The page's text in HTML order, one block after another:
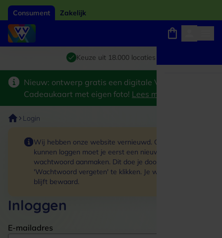
Consument Zakelijk
Giftcard van het jaar 2026
Keuze uit 18.000 locaties
Winkels, webshops en uitjes
Nieuw: ontwerp gratis een digitale VVV
Cadeaukaart met eigen foto! Lees meer
Login
Wij hebben onze website vernieuwd. Om in te
kunnen loggen moet je eerst een nieuw
wachtwoord aanmaken. Dit doe je door op de link
'Wachtwoord vergeten' te klikken. Je winkelmand
blijft bewaard.
Inloggen
E-mailadres